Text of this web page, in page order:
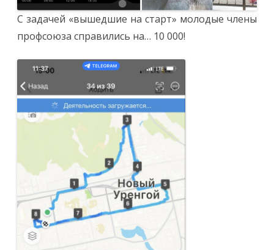
С задачей «вышедшие на старт» молодые члены
профсоюза справились на… 10 000!